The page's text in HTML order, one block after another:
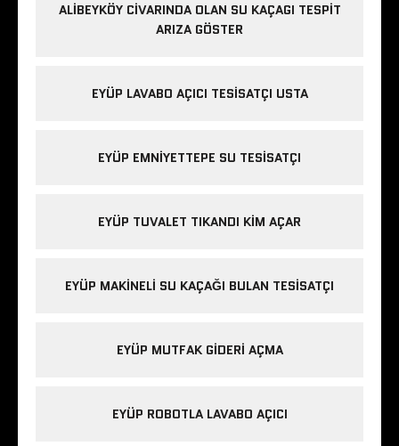
ALIBEYKÖY CIVARINDA OLAN SU KAÇAGI TESPIT
ARIZA GÖSTER
EYÜP LAVABO AÇICI TESISATÇI USTA
EYÜP EMNIYETTEPE SU TESISATÇI
EYÜP TUVALET TIKANDI KIM AÇAR
EYÜP MAKINELI SU KAÇAĞI BULAN TESISATÇI
EYÜP MUTFAK GIDERI AÇMA
EYÜP ROBOTLA LAVABO AÇICI